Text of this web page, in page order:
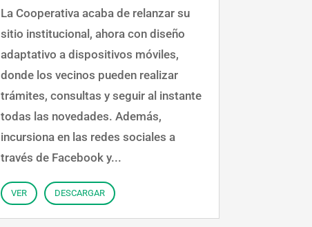
La Cooperativa acaba de relanzar su
sitio institucional, ahora con diseño
adaptativo a dispositivos móviles,
donde los vecinos pueden realizar
trámites, consultas y seguir al instante
todas las novedades. Además,
incursiona en las redes sociales a
través de Facebook y...
VER DESCARGAR